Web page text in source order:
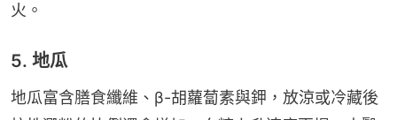
火。
5. 地瓜
地瓜富含膳食纖維、β-胡蘿蔔素與鉀，放涼或冷藏後